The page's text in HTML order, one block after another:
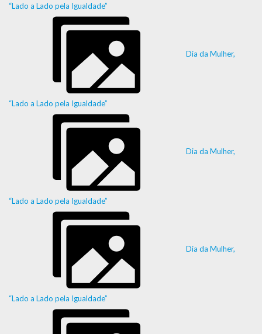
“Lado a Lado pela Igualdade”
Dia da Mulher,
“Lado a Lado pela Igualdade”
Dia da Mulher,
“Lado a Lado pela Igualdade”
Dia da Mulher,
“Lado a Lado pela Igualdade”